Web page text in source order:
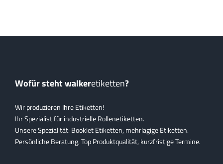
Wofür steht walkeretiketten?
Wir produzieren Ihre Etiketten!
Ihr Spezialist für industrielle Rollenetiketten.
Unsere Spezialität: Booklet Etiketten, mehrlagige Etiketten.
Persönliche Beratung, Top Produktqualität, kurzfristige Termine.